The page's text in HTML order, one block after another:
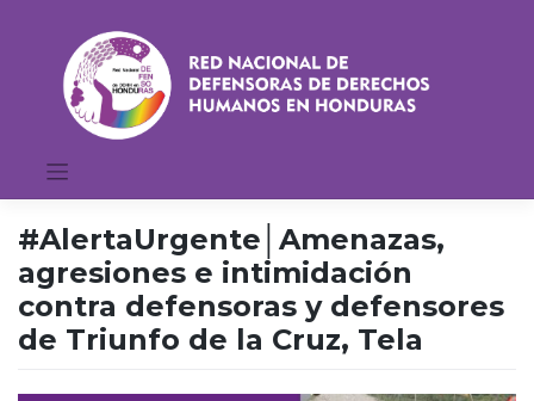
#AlertaUrgente│Amenazas,
agresiones e intimidación
contra defensoras y defensores
de Triunfo de la Cruz, Tela